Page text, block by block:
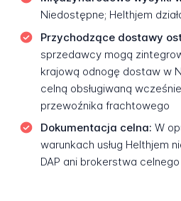
Niedostępne; Helthjem
Przychodzące dostawy
sprzedawcy mogą
krajową odnogę dostaw w
celną obsługiwaną
przewoźnika frachtowego
Dokumentacja celna: W
warunkach usług Helthjem
DAP ani brokerstwa celnego